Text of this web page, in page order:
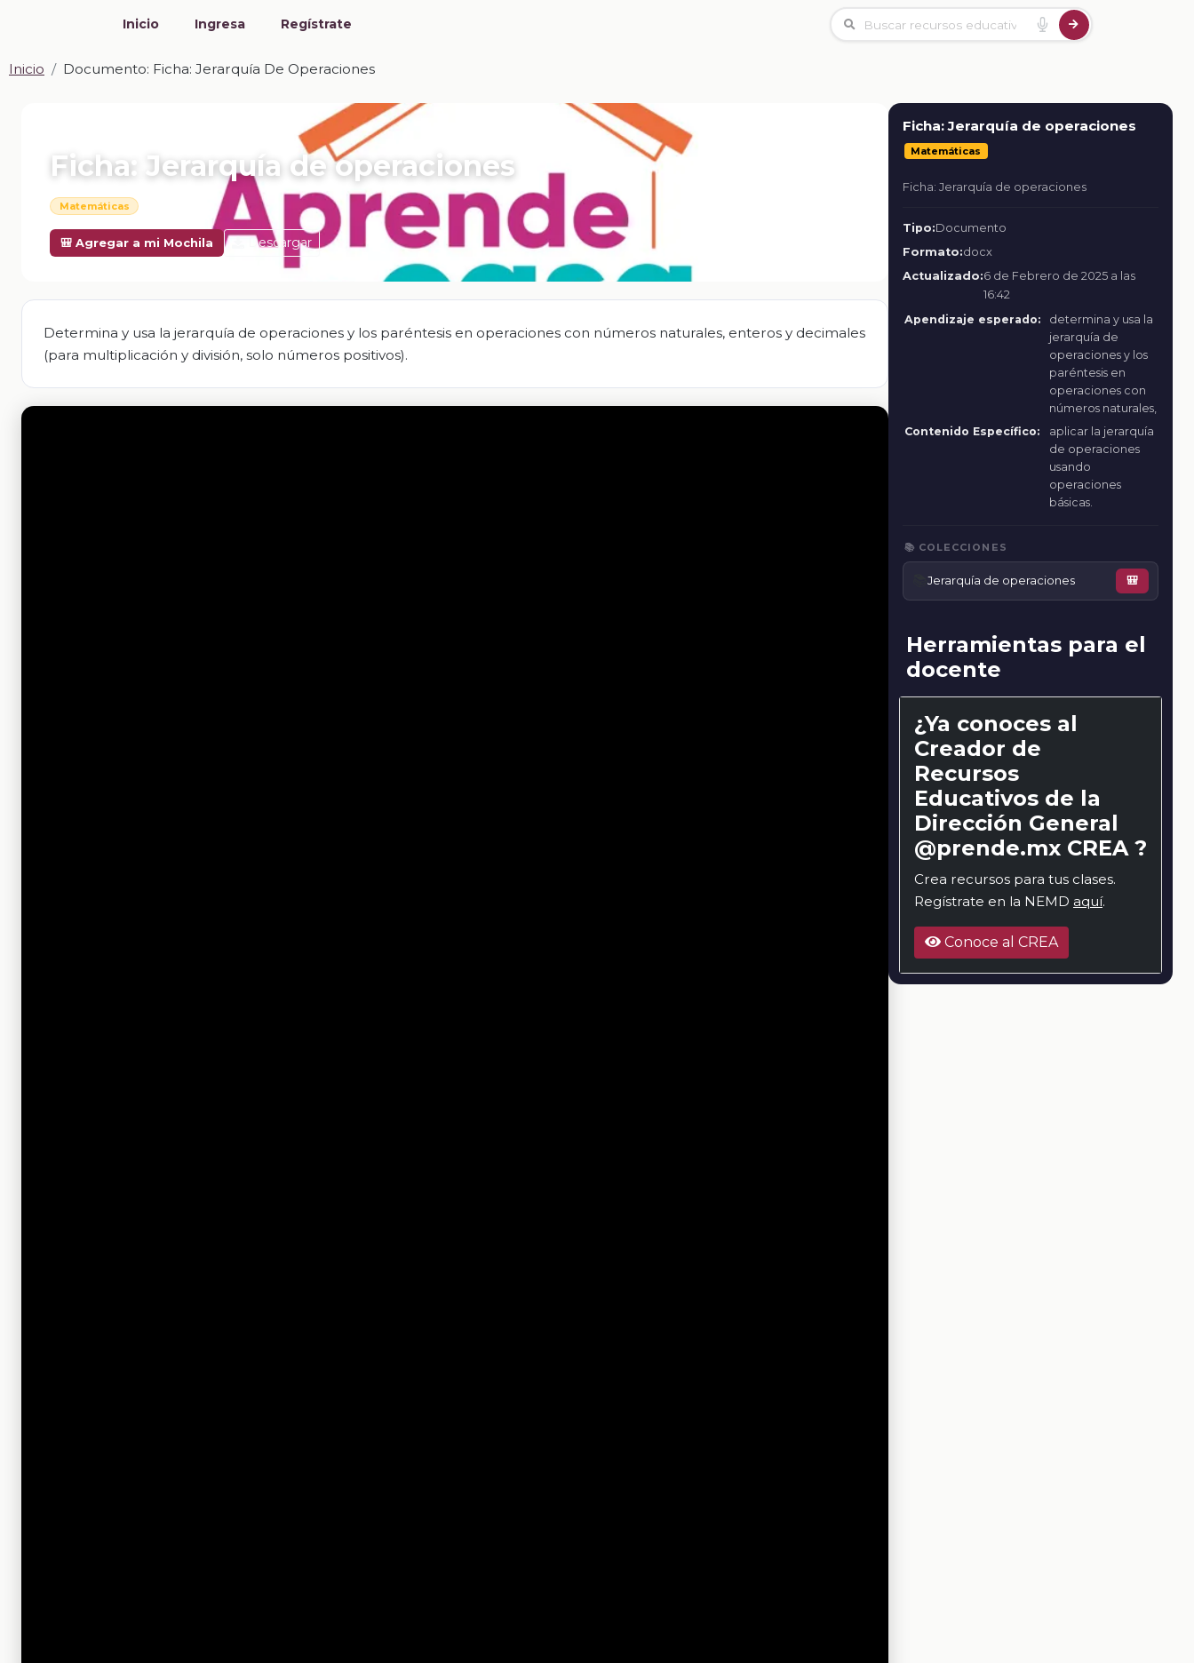
Inicio Ingresa Regístrate
Inicio Documento: Ficha: Jerarquía De Operaciones
Ficha: Jerarquía de operaciones
Matemáticas
🎒 Agregar a mi Mochila Descargar
Determina y usa la jerarquía de operaciones y los paréntesis en operaciones con números naturales, enteros y decimales
(para multiplicación y división, solo números positivos).
Ficha: Jerarquía de operaciones
Matemáticas
Ficha: Jerarquía de operaciones
Tipo:Documento
Formato:docx
Actualizado:6 de Febrero de 2025 a las
16:42
Apendizaje esperado:
determina y usa la
jerarquía de
operaciones y los
paréntesis en
operaciones con
números naturales,
Contenido Específico:
aplicar la jerarquía
de operaciones
usando
operaciones
básicas.
📚 COLECCIONES
📚Jerarquía de operaciones 🎒
Herramientas para el
docente
¿Ya conoces al
Creador de
Recursos
Educativos de la
Dirección General
@prende.mx CREA ?
Crea recursos para tus clases.
Regístrate en la NEMD aquí.
Conoce al CREA